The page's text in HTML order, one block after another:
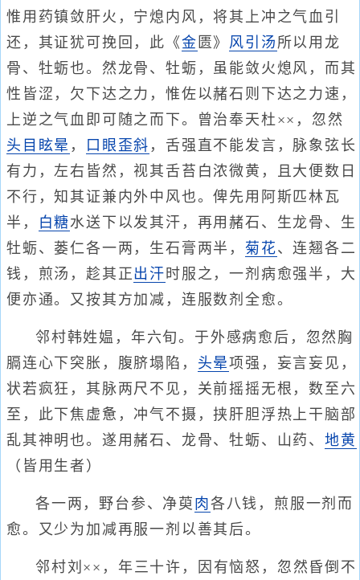
惟用药镇敛肝火，宁熄内风，将其上冲之气血引
还，其证犹可挽回，此《金 匮》 风引汤 所以用龙
骨、牡蛎也。然龙骨、牡蛎，虽能敛火熄风，而其
性皆涩，欠下达之力，惟佐以赭石则下达之力速，
上逆之气血即可随之而下。曾治奉天杜××，忽然
头目眩晕 ， 口眼歪斜 ，舌强直不能发言，脉象弦长
有力，左右皆然，视其舌苔白浓微黄，且大便数日
不行，知其证兼内外中风也。俾先用阿斯匹林瓦
半，
白糖水送下以发其汗，再用赭石、生龙骨、生
牡蛎、蒌仁各一两，生石膏两半， 菊花、连翘各二
钱，煎汤，趁其正出汗时服之，一剂病愈强半，大
便亦通。又按其方加减，连服数剂全愈。
邻村韩姓媪，年六旬。于外感病愈后，忽然胸
膈连心下突胀，腹脐塌陷， 头晕项强，妄言妄见，
状若疯狂，其脉两尺不见，关前摇摇无根，数至六
至，此下焦虚惫，冲气不摄，挟肝胆浮热上干脑部
乱其神明也。遂用赭石、龙骨、牡蛎、山药、 地黄
（皆用生者）
各一两，野台参、净萸 肉 各八钱，煎服一剂而
愈。又少为加减再服一剂以善其后。
邻村刘××，年三十许，因有恼怒，忽然昏倒不